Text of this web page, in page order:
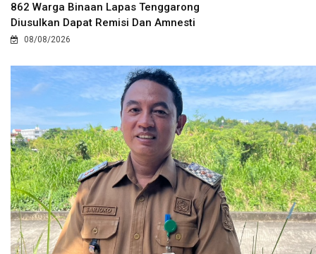
862 Warga Binaan Lapas Tenggarong
Diusulkan Dapat Remisi Dan Amnesti
08/08/2026